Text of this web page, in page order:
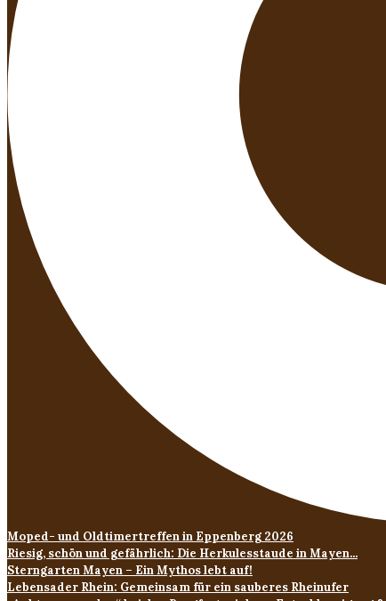
Moped- und Oldtimertreffen in Eppenberg 2026
Riesig, schön und gefährlich: Die Herkulesstaude in Mayen...
Sterngarten Mayen – Ein Mythos lebt auf!
Lebensader Rhein: Gemeinsam für ein sauberes Rheinufer